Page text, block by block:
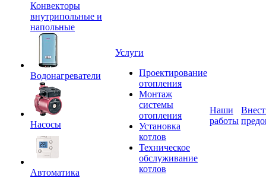
Конвекторы
внутрипольные и
напольные
Водонагреватели
Насосы
Автоматика
Услуги
Проектирование
отопления
Монтаж
системы
отопления
Установка
котлов
Техническое
обслуживание
котлов
Наши
работы